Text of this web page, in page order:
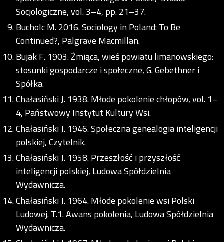
Socjologiczne, vol. 3–4, pp. 21–37.
Bucholc M. 2016. Sociology in Poland: To Be
Continued?, Palgrave Macmillan.
Bujak F. 1903. Żmiąca, wieś powiatu limanowskiego:
stosunki gospodarcze i społeczne, G. Gebethner i
Spółka.
Chałasiński J. 1938. Młode pokolenie chłopów, vol. 1–
4, Państwowy Instytut Kultury Wsi.
Chałasiński J. 1946. Społeczna genealogia inteligencji
polskiej, Czytelnik.
Chałasiński J. 1958. Przeszłość i przyszłość
inteligencji polskiej, Ludowa Spółdzielnia
Wydawnicza.
Chałasiński J. 1964. Młode pokolenie wsi Polski
Ludowej. T.1. Awans pokolenia, Ludowa Spółdzielnia
Wydawnicza.